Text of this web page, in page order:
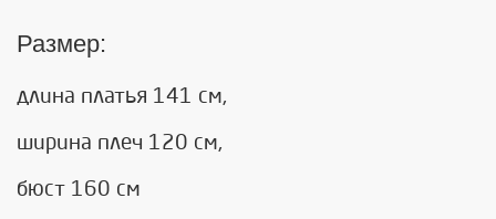
Размер:
длина платья 141 см,
ширина плеч 120 см,
бюст 160 см